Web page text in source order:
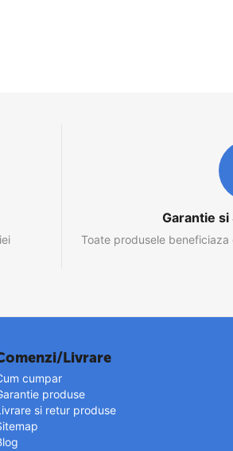
Garantie
Toate produsele
Livrare
cumpar
produse
si retur produse